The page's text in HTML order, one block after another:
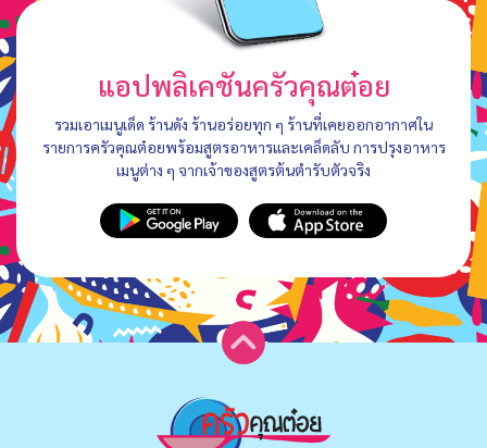
แอปพลิเคชันครัวคุณต๋อย
รวมเอาเมนูเด็ด ร้านดัง ร้านอร่อยทุก ๆ ร้านที่เคยออกอากาศใน
รายการครัวคุณต๋อยพร้อมสูตรอาหารและเคล็ดลับ การปรุงอาหาร
เมนูต่าง ๆ จากเจ้าของสูตรต้นตำรับตัวจริง